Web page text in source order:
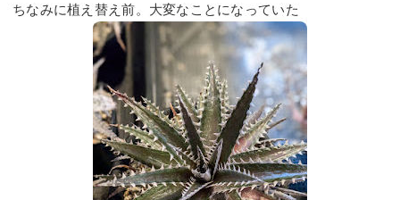
ちなみに植え替え前。大変なことになっていた